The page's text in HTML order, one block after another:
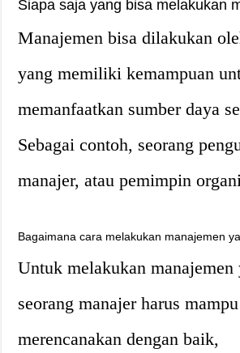
Siapa saja yang bisa melakukan
Manajemen bisa dilakukan
yang memiliki kemampuan
memanfaatkan sumber daya
Sebagai contoh, seorang
manajer, atau pemimpin
Bagaimana cara melakukan manajemen
Untuk melakukan
seorang manajer harus mampu
merencanakan dengan baik,